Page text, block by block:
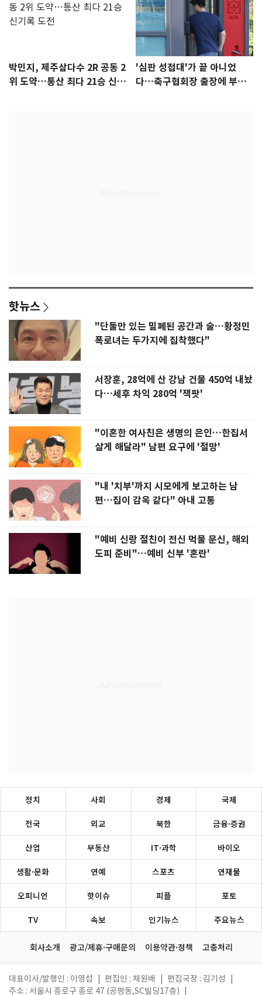
박민지, 제주삼다수 2R 공동 2
위 도약…통산 최다 21승 신기
'심판 성접대'가 끝 아니었
다…축구협회장 출장에 부인
핫뉴스
"단둘만 있는 밀폐된 공간과 술…황정민
폭로녀는 두가지에 집착했다"
서장훈, 28억에 산 강남 건물 450억 내놨
다…세후 차익 280억 '잭팟'
"이혼한 여사친은 생명의 은인…한집서
살게 해달라" 남편 요구에 '절망'
"내 '치부'까지 시모에게 보고하는 남
편…집이 감옥 같다" 아내 고통
"예비 신랑 절친이 전신 먹물 문신, 해외
도피 준비"…예비 신부 '혼란'
정치 사회 경제 국제
전국 외교 북한 금융·증권
산업 부동산 IT·과학 바이오
생활·문화 연예 스포츠 연재물
오피니언 핫이슈 피플 포토
TV 속보 인기뉴스 주요뉴스
회사소개 광고/제휴·구매문의 이용약관·정책 고충처리
대표이사/발행인 : 이영섭 편집인 : 채원배 편집국장 : 김기성
주소 : 서울시 종로구 종로 47 (공평동,SC빌딩17층)